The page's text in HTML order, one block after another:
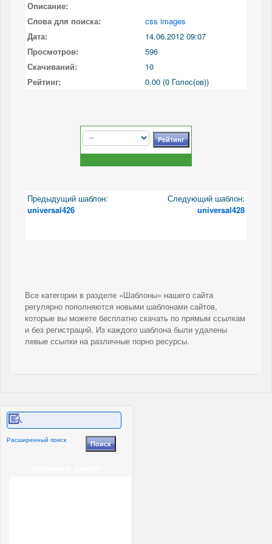
Описание:
Слова для поиска:
css images
Дата:
14.06.2012 09:07
Просмотров:
596
Скачиваний:
10
Рейтинг:
0.00 (0 Голос(ов))
Предыдущий шаблон:
universal426
Следующий шаблон:
universal428
Все категории в разделе «Шаблоны» нашего сайта
регулярно пополняются новыми шаблонами сайтов,
которые вы можете бесплатно скачать по прямым ссылкам
и без регистраций. Из каждого шаблона были удалены
левые ссылки на различные порно ресурсы.
Расширенный поиск